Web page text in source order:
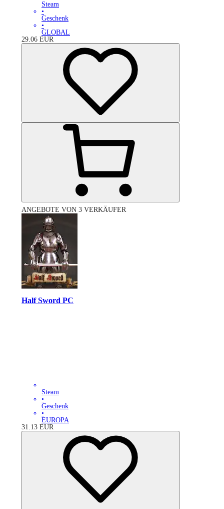
Steam
•
Geschenk
•
GLOBAL
29.06 EUR
ANGEBOTE VON 3 VERKÄUFER
Half Sword PC
Steam
•
Geschenk
•
EUROPA
31.13 EUR